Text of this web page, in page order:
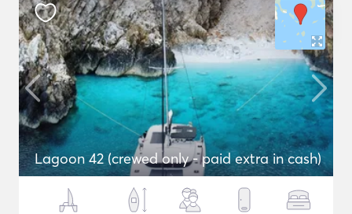
Lagoon 42 (crewed only - paid extra in cash)